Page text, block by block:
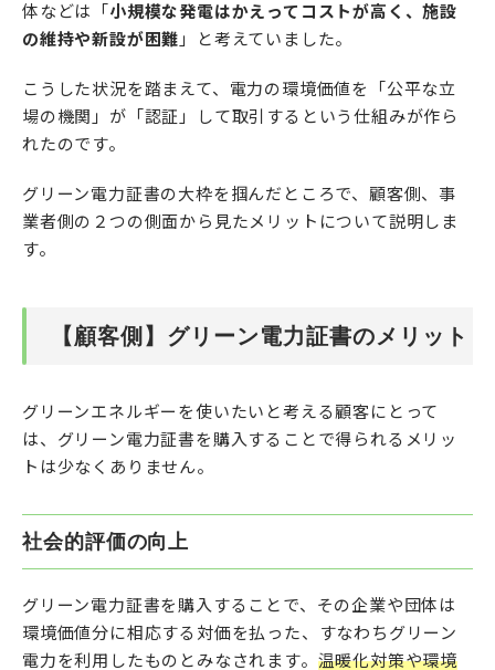
体などは「 小規模な発電はかえってコストが高く、施設
の維持や新設が困難 」と考えていました。
こうした状況を踏まえて、電力の環境価値を「公平な立
場の機関」が「認証」して取引するという仕組みが作ら
れたのです。
グリーン電力証書の大枠を掴んだところで、顧客側、事
業者側の２つの側面から見たメリットについて説明しま
す。
【顧客側】グリーン電力証書のメリット
グリーンエネルギーを使いたいと考える顧客にとって
は、グリーン電力証書を購入することで得られるメリッ
トは少なくありません。
社会的評価の向上
グリーン電力証書を購入することで、その企業や団体は
環境価値分に相応する対価を払った、すなわちグリーン
電力を利用したものとみなされます。 温暖化対策や環境